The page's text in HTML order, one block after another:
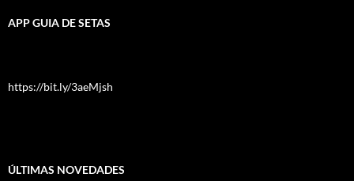
APP GUIA DE SETAS
https://bit.ly/3aeMjsh
ÚLTIMAS NOVEDADES